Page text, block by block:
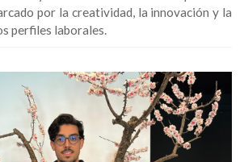
por la creatividad, la innovación y la
perfiles laborales.